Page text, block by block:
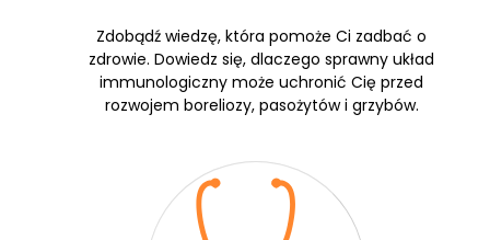
Zdobądź wiedzę, która pomoże Ci zadbać o
zdrowie. Dowiedz się, dlaczego sprawny układ
immunologiczny może uchronić Cię przed
rozwojem boreliozy, pasożytów i grzybów.